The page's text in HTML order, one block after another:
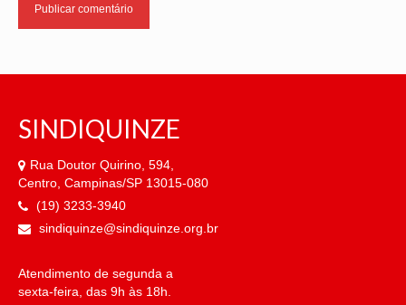
SINDIQUINZE
Rua Doutor Quirino, 594,
Centro, Campinas/SP 13015-080
(19) 3233-3940
sindiquinze@sindiquinze.org.br
Atendimento de segunda a
sexta-feira, das 9h às 18h.